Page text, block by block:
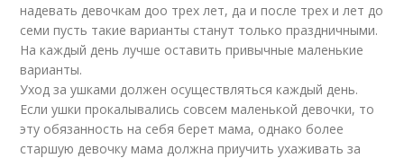
надевать девочкам доо трех лет, да и после трех и лет до
семи пусть такие варианты станут только праздничными.
На каждый день лучше оставить привычные маленькие
варианты.
Уход за ушками должен осуществляться каждый день.
Если ушки прокалывались совсем маленькой девочки, то
эту обязанность на себя берет мама, однако более
старшую девочку мама должна приучить ухаживать за